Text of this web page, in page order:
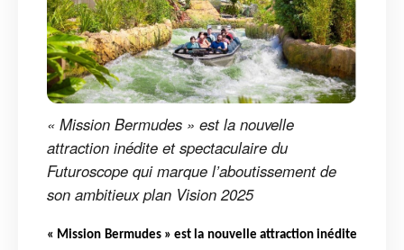
« Mission Bermudes » est la nouvelle
attraction inédite et spectaculaire du
Futuroscope qui marque l’aboutissement de
son ambitieux plan Vision 2025
« Mission Bermudes » est la nouvelle attraction inédite